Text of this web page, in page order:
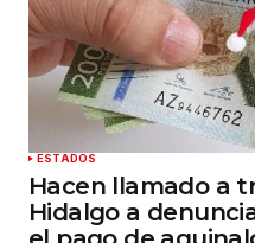
ESTADOS
Hacen llamado a
Hidalgo a